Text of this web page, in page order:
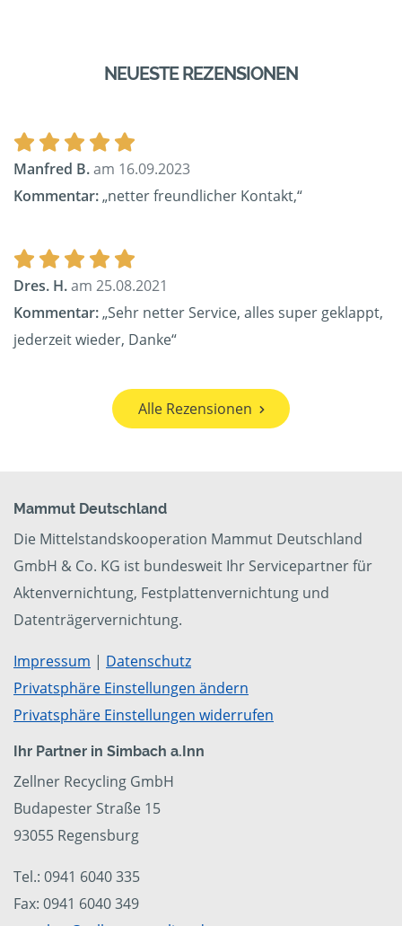
NEUESTE REZENSIONEN
Manfred B.am 16.09.2023
Kommentar:„netter freundlicher Kontakt,“
Dres. H.am 25.08.2021
Kommentar:„Sehr netter Service, alles super geklappt,
jederzeit wieder, Danke“
Alle Rezensionen
Mammut Deutschland
Die Mittelstandskooperation Mammut Deutschland
GmbH & Co. KG ist bundesweit Ihr Servicepartner für
Aktenvernichtung, Festplattenvernichtung und
Datenträgervernichtung.
Impressum | Datenschutz
Privatsphäre Einstellungen ändern
Privatsphäre Einstellungen widerrufen
Ihr Partner in Simbach a.Inn
Zellner Recycling GmbH
Budapester Straße 15
93055 Regensburg
Tel.: 0941 6040 335
Fax: 0941 6040 349